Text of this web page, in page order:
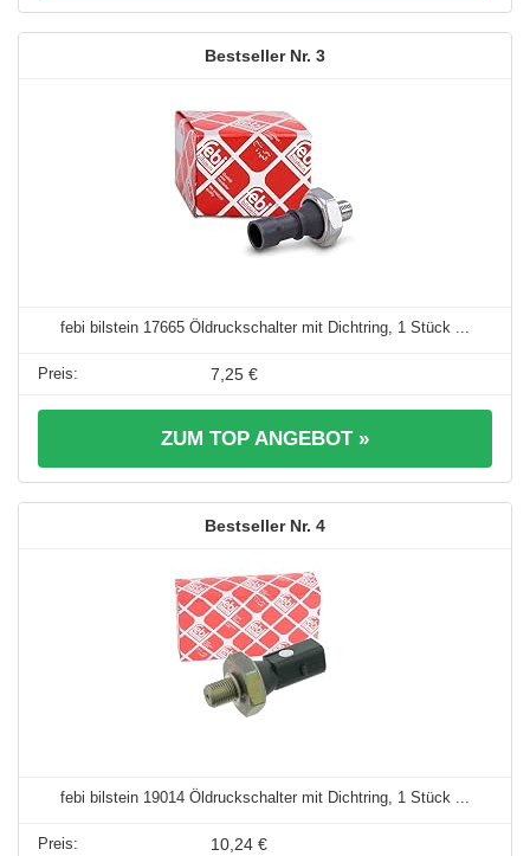
3
febi bilstein 17665 Öldruckschalter mit Dichtring, 1 Stück ...
7,25 €
ZUM TOP ANGEBOT »
4
febi bilstein 19014 Öldruckschalter mit Dichtring, 1 Stück ...
10,24 €